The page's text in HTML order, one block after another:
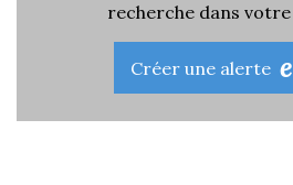
recherche dans
Créer une alerte